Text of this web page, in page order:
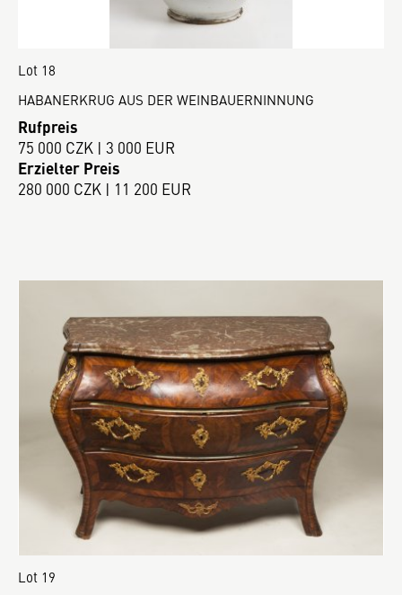
Lot 18
HABANERKRUG AUS DER WEINBAUERNINNUNG
Rufpreis
75 000 CZK | 3 000 EUR
Erzielter Preis
280 000 CZK | 11 200 EUR
Lot 19